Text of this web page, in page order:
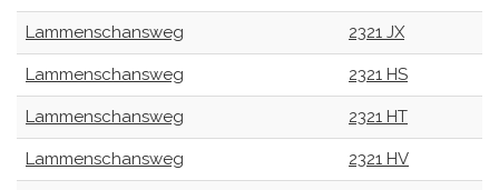
Lammenschansweg 2321 JX
Lammenschansweg 2321 HS
Lammenschansweg 2321 HT
Lammenschansweg 2321 HV